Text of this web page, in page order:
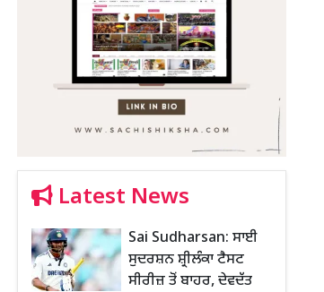
Latest News
Sai Sudharsan: ਸਾਈ
ਸੁਦਰਸ਼ਨ ਸ਼੍ਰੀਲੰਕਾ ਟੈਸਟ
ਸੀਰੀਜ਼ ਤੋਂ ਬਾਹਰ, ਦੇਵਦੱਤ